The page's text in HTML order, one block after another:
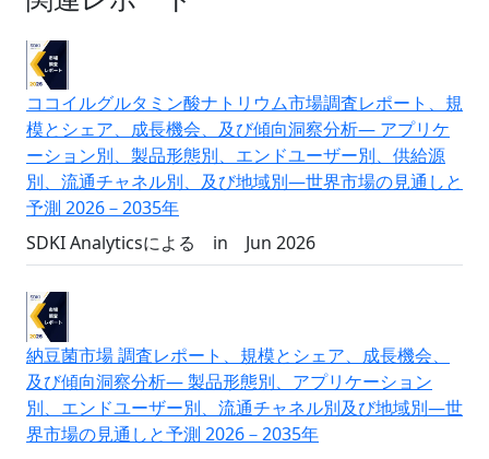
ココイルグルタミン酸ナトリウム市場調査レポート、規
模とシェア、成長機会、及び傾向洞察分析― アプリケ
ーション別、製品形態別、エンドユーザー別、供給源
別、流通チャネル別、及び地域別―世界市場の見通しと
予測 2026－2035年
SDKI Analyticsによる
in Jun 2026
納豆菌市場 調査レポート、規模とシェア、成長機会、
及び傾向洞察分析― 製品形態別、アプリケーション
別、エンドユーザー別、流通チャネル別及び地域別―世
界市場の見通しと予測 2026－2035年